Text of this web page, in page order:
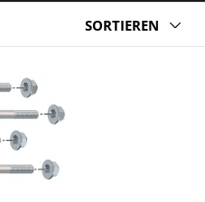
SORTIEREN